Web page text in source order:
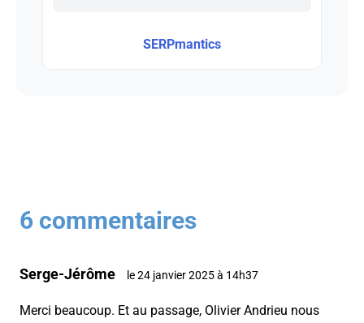
SERPmantics
6 commentaires
Serge-Jérôme le 24 janvier 2025 à 14h37
Merci beaucoup. Et au passage, Olivier Andrieu nous